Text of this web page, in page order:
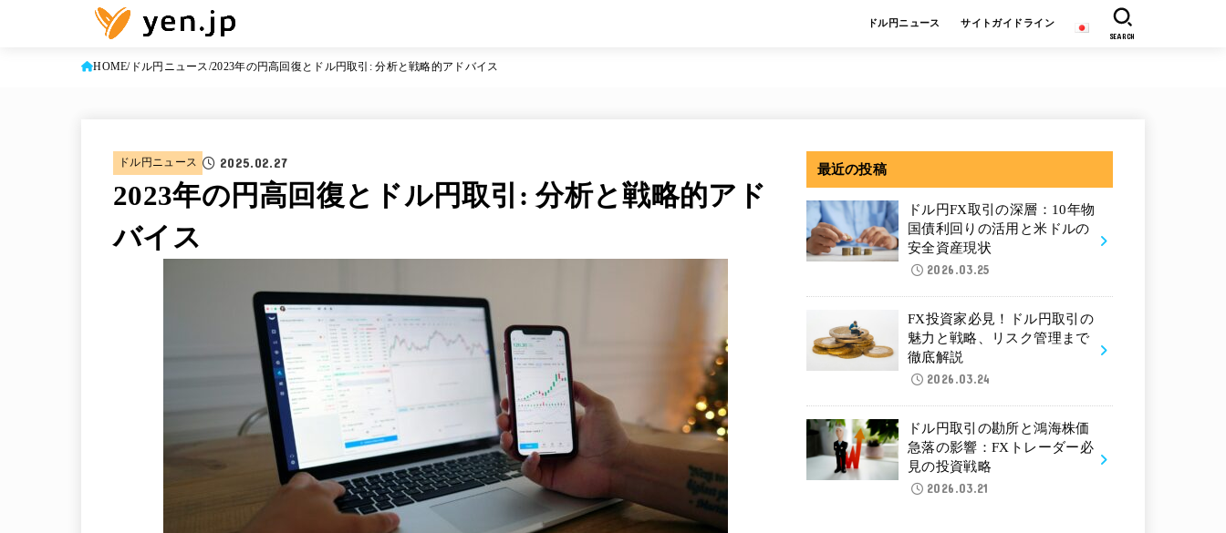
ドル円ニュース サイトガイドライン
SEARCH
HOME ドル円ニュース 2023年の円高回復とドル円取引: 分析と戦略的アドバイス
ドル円ニュース 2025.02.27
2023年の円高回復とドル円取引: 分析と戦略的アド
バイス
最近の投稿
ドル円FX取引の深層：10年物
国債利回りの活用と米ドルの
安全資産現状
2026.03.25
FX投資家必見！ドル円取引の
魅力と戦略、リスク管理まで
徹底解説
2026.03.24
ドル円取引の勘所と鴻海株価
急落の影響：FXトレーダー必
見の投資戦略
2026.03.21